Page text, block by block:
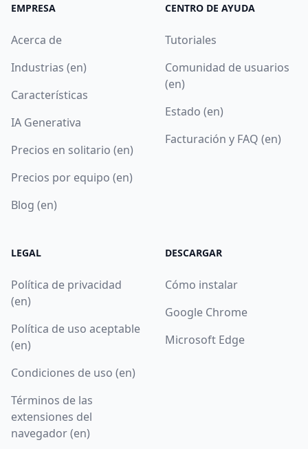
EMPRESA
Acerca de
Industrias (en)
Características
IA Generativa
Precios en solitario (en)
Precios por equipo (en)
Blog (en)
CENTRO DE AYUDA
Tutoriales
Comunidad de usuarios
(en)
Estado (en)
Facturación y FAQ (en)
LEGAL
Política de privacidad
(en)
Política de uso aceptable
(en)
Condiciones de uso (en)
Términos de las
extensiones del
navegador (en)
DESCARGAR
Cómo instalar
Google Chrome
Microsoft Edge